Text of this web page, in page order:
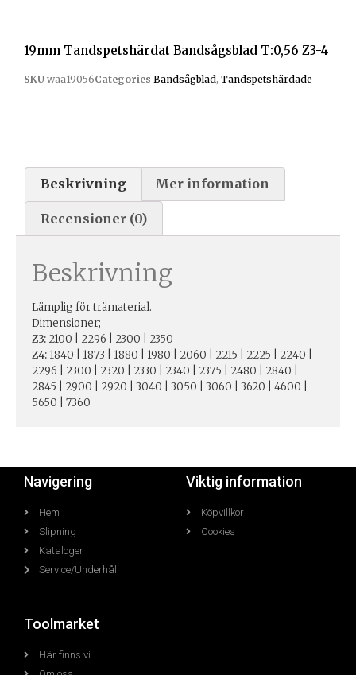
19mm Tandspetshärdat Bandsågsblad T:0,56 Z3-4
SKU waa19056Categories Bandsågblad, Tandspetshärdade
Beskrivning Mer information
Recensioner (0)
Beskrivning
Lämplig för trämaterial.
Dimensioner;
Z3: 2100 | 2296 | 2300 | 2350
Z4: 1840 | 1873 | 1880 | 1980 | 2060 | 2215 | 2225 | 2240 |
2296 | 2300 | 2320 | 2330 | 2340 | 2375 | 2480 | 2840 |
2845 | 2900 | 2920 | 3040 | 3050 | 3060 | 3620 | 4600 |
5650 | 7360
Navigering
Hem
Slipning
Kataloger
Service/Underhåll
Viktig information
Köpvillkor
Cookies
Toolmarket
Här finns vi